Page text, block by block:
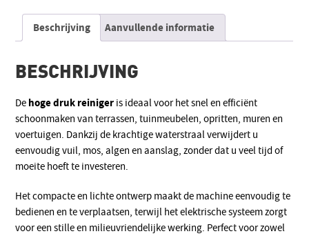
Beschrijving Aanvullende informatie
BESCHRIJVING
De hoge druk reiniger is ideaal voor het snel en efficiënt
schoonmaken van terrassen, tuinmeubelen, opritten, muren en
voertuigen. Dankzij de krachtige waterstraal verwijdert u
eenvoudig vuil, mos, algen en aanslag, zonder dat u veel tijd of
moeite hoeft te investeren.
Het compacte en lichte ontwerp maakt de machine eenvoudig te
bedienen en te verplaatsen, terwijl het elektrische systeem zorgt
voor een stille en milieuvriendelijke werking. Perfect voor zowel